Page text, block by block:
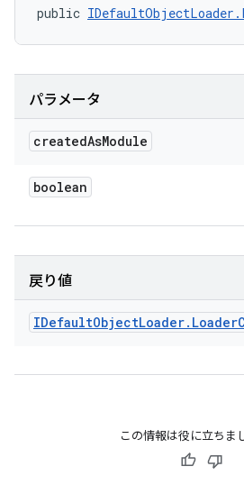
public
パラメータ
createdAsModule
boolean
戻り値
IDefaultObjectLoader. Loader
この情報は役に立ちま